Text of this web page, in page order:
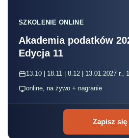
SZKOLENIE ONLINE
Akademia podatków
Edycja 11
13.10 | 18.11 | 8.12 | 13.01.2027 r.,
online, na żywo + nagranie
Zapisz się